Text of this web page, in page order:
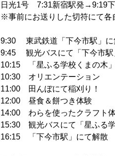
日光1号 7:31新宿駅発→9:19
※事前にお送りした切符にて各
9:30 東武鉄道「下今市駅」に
9:45 観光バスにて「下今市駅
10:15 「星ふる学校くまの木
10:30 オリエンテーション
11:00 田んぼにて稲刈り！
12:00 昼食＆餅つき体験
14:00 わらを使ったクラフト
15:30 観光バスにて「星ふる
16:15 「下今市駅」にて解散